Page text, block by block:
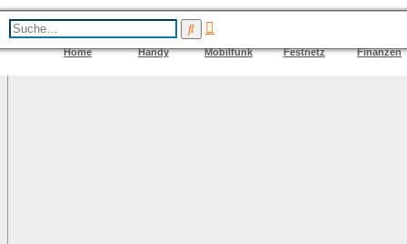
Home Handy Mobilfunk Festnetz Finanzen
Suche